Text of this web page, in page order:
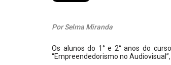
Por Selma Miranda
Os alunos do 1° e 2° anos do
“Empreendedorismo no